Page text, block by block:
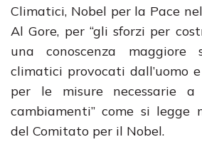
Climatici, Nobel per la Pace
Al Gore, per “gli sforzi per
una conoscenza maggiore
climatici provocati dall’uomo
per le misure necessarie
cambiamenti” come si legge
del Comitato per il Nobel.